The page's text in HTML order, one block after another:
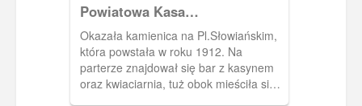
Powiatowa Kasa
Oszczędnościowa
Okazała kamienica na Pl.Słowiańskim,
która powstała w roku 1912. Na
parterze znajdował się bar z kasynem
oraz kwiaciarnia, tuż obok mieściła się